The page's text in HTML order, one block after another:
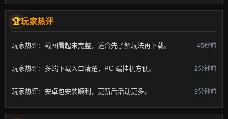
玩家热评
玩家热评：截图看起来完整，适合先了解玩法再下载。 45秒前
玩家热评：多端下载入口清楚，PC 端挂机方便。 2分钟前
玩家热评：安卓包安装顺利，更新后活动更多。 3分钟前